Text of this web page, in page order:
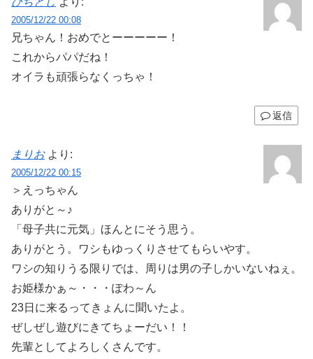
2005/12/22 00:08
兄ちゃん！おめでとーーーーー！
これからパパだね！
オイラも頑張らなくっちゃ！
返信
まりお より:
2005/12/22 00:15
＞えっちゃん
ありがと～♪
「母子共に元気」ほんとにそう思う。
ありがとう。ワシもゆっくりさせてもらいやす。
ワシの知りうる限りでは、周りは男の子しかいないねぇ。
お姫様かぁ～・・・ぽわ～ん
23日に来るってきょんに聞いたよ。
ぜしぜし遊びにきてちょーだい！！
先輩としてよろしくさんです。